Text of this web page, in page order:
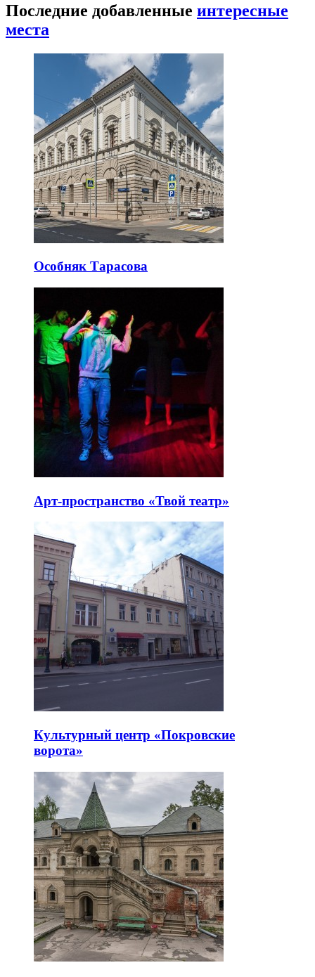
Последние добавленные интересные
места
Особняк Тарасова
Арт-пространство «Твой театр»
Культурный центр «Покровские
ворота»